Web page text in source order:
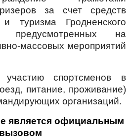
за счет средств
туризма Гродненского
предусмотренных на
массовых мероприятий
спортсменов в
питание, проживание)
организаций.
является официальным
вызовом